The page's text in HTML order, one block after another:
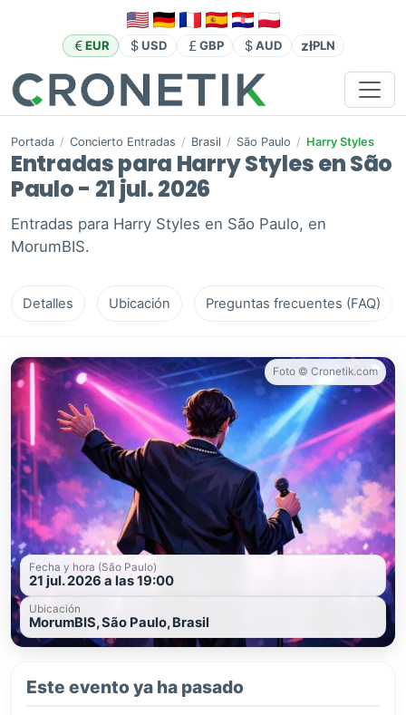
EUR USD GBP AUD złPLN
Portada / Concierto Entradas / Brasil / São Paulo / Harry Styles
Entradas para Harry Styles en São
Paulo - 21 jul. 2026
Entradas para Harry Styles en São Paulo, en
MorumBIS.
Detalles Ubicación Preguntas frecuentes (FAQ)
Foto © Cronetik.com
Fecha y hora (São Paulo)
21 jul. 2026 a las 19:00
Ubicación
MorumBIS, São Paulo, Brasil
Este evento ya ha pasado